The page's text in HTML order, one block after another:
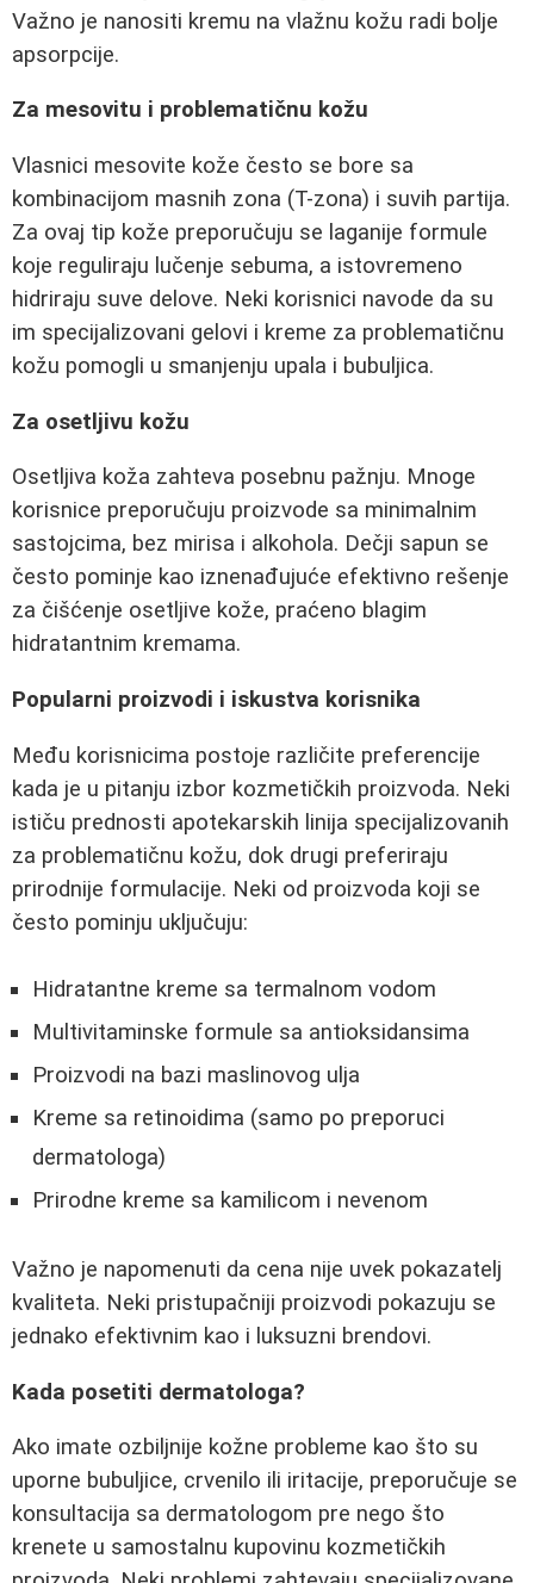
Važno je nanositi kremu na vlažnu kožu radi bolje
apsorpcije.
Za mesovitu i problematičnu kožu
Vlasnici mesovite kože često se bore sa
kombinacijom masnih zona (T-zona) i suvih partija.
Za ovaj tip kože preporučuju se laganije formule
koje reguliraju lučenje sebuma, a istovremeno
hidriraju suve delove. Neki korisnici navode da su
im specijalizovani gelovi i kreme za problematičnu
kožu pomogli u smanjenju upala i bubuljica.
Za osetljivu kožu
Osetljiva koža zahteva posebnu pažnju. Mnoge
korisnice preporučuju proizvode sa minimalnim
sastojcima, bez mirisa i alkohola. Dečji sapun se
često pominje kao iznenađujuće efektivno rešenje
za čišćenje osetljive kože, praćeno blagim
hidratantnim kremama.
Popularni proizvodi i iskustva korisnika
Među korisnicima postoje različite preferencije
kada je u pitanju izbor kozmetičkih proizvoda. Neki
ističu prednosti apotekarskih linija specijalizovanih
za problematičnu kožu, dok drugi preferiraju
prirodnije formulacije. Neki od proizvoda koji se
često pominju uključuju:
Hidratantne kreme sa termalnom vodom
Multivitaminske formule sa antioksidansima
Proizvodi na bazi maslinovog ulja
Kreme sa retinoidima (samo po preporuci
dermatologa)
Prirodne kreme sa kamilicom i nevenom
Važno je napomenuti da cena nije uvek pokazatelj
kvaliteta. Neki pristupačniji proizvodi pokazuju se
jednako efektivnim kao i luksuzni brendovi.
Kada posetiti dermatologa?
Ako imate ozbiljnije kožne probleme kao što su
uporne bubuljice, crvenilo ili iritacije, preporučuje se
konsultacija sa dermatologom pre nego što
krenete u samostalnu kupovinu kozmetičkih